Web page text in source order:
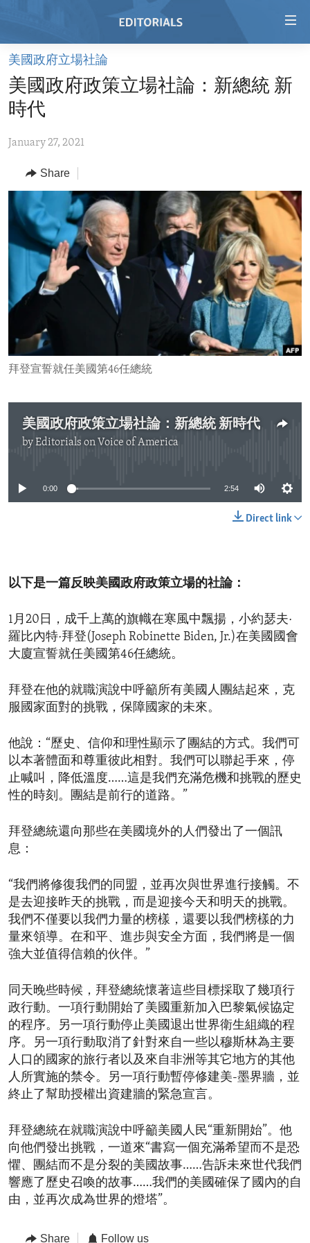
Skip
main
content
to
Navigation
Skip
Search
HOME
VIDEO
REGIONS
AFRICA
AMERICAS
ASIA
EUROPE
MIDDLE EAST
TOPICS
HUMAN RIGHTS
SECURITY AND DEFENSE
AID AND DEVELOPMENT
DEMOCRACY AND GOVERNANCE
ECONOMY AND TRADE
ENVIRONMENT AND HEALTH
IDEALS AND INSTITUTIONS
ARCHIVE
ABOUT US
FOLLOW US
美國政府立場社論
美國政府政策立場社論：新總統 新
時代
January 27, 2021
Share
拜登宣誓就任美國第46任總統
美國政府政策立場社論：新總統 新時代
byEditorials on Voice of America
0:00 2:54
Direct link
以下是一篇反映美國政府政策立場的社論：
1月20日，成千上萬的旗幟在寒風中飄揚，小約瑟夫·
羅比內特·拜登(Joseph Robinette Biden, Jr.)在美國國會
大廈宣誓就任美國第46任總統。
拜登在他的就職演說中呼籲所有美國人團結起來，克
服國家面對的挑戰，保障國家的未來。
他說：“歷史、信仰和理性顯示了團結的方式。我們可
以本著體面和尊重彼此相對。我們可以聯起手來，停
止喊叫，降低溫度……這是我們充滿危機和挑戰的歷史
性的時刻。團結是前行的道路。”
拜登總統還向那些在美國境外的人們發出了一個訊
息：
“我們將修復我們的同盟，並再次與世界進行接觸。不
是去迎接昨天的挑戰，而是迎接今天和明天的挑戰。
我們不僅要以我們力量的榜樣，還要以我們榜樣的力
量來領導。在和平、進步與安全方面，我們將是一個
強大並值得信賴的伙伴。”
同天晚些時候，拜登總統懷著這些目標採取了幾項行
政行動。一項行動開始了美國重新加入巴黎氣候協定
的程序。另一項行動停止美國退出世界衛生組織的程
序。另一項行動取消了針對來自一些以穆斯林為主要
人口的國家的旅行者以及來自非洲等其它地方的其他
人所實施的禁令。另一項行動暫停修建美-墨界牆，並
終止了幫助授權出資建牆的緊急宣言。
拜登總統在就職演說中呼籲美國人民“重新開始”。他
向他們發出挑戰，一道來“書寫一個充滿希望而不是恐
懼、團結而不是分裂的美國故事……告訴未來世代我們
響應了歷史召喚的故事……我們的美國確保了國內的自
由，並再次成為世界的燈塔”。
Share Follow us